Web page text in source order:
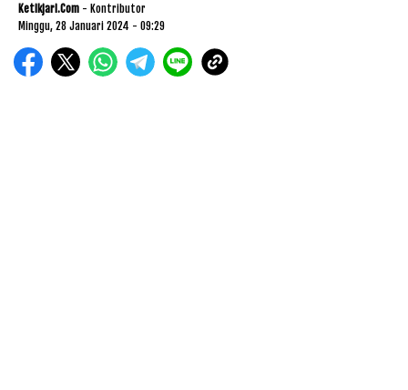
Ketikjari.com - Kontributor
Minggu, 28 Januari 2024 - 09:29